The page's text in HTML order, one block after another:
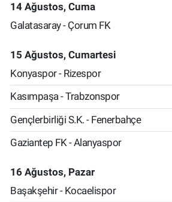
14 Ağustos, Cuma
Galatasaray - Çorum FK
15 Ağustos, Cumartesi
Konyaspor - Rizespor
Kasımpaşa - Trabzonspor
Gençlerbirliği S.K. - Fenerbahçe
Gaziantep FK - Alanyaspor
16 Ağustos, Pazar
Başakşehir - Kocaelispor